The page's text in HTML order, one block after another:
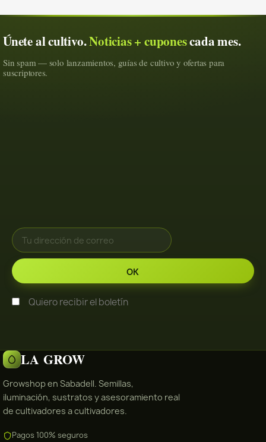
Únete al cultivo.Noticias + cuponescada mes.
Sin spam — solo lanzamientos, guías de cultivo y ofertas para
suscriptores.
Quiero recibir el boletín
LA GROW
Growshop en Sabadell. Semillas,
iluminación, sustratos y asesoramiento real
de cultivadores a cultivadores.
Pagos 100% seguros